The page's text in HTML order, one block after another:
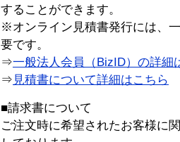
することができます。
※オンライン見積書発行には、
要です。
⇒一般法人会員（BizID）の詳細
⇒ 見積書について詳細はこちら
■請求書について
ご注文時に希望されたお客様に